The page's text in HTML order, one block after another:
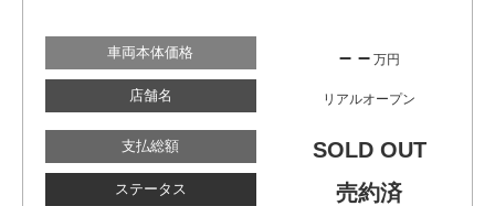
車両本体価格 – –万円
店舗名 リアルオープン
支払総額 SOLD OUT
ステータス 売約済